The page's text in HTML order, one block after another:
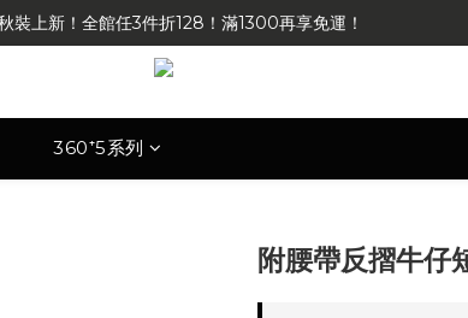
裝上新！全館任3件折128！滿1300再享免運！
360⁺5系列
附腰帶反摺牛仔